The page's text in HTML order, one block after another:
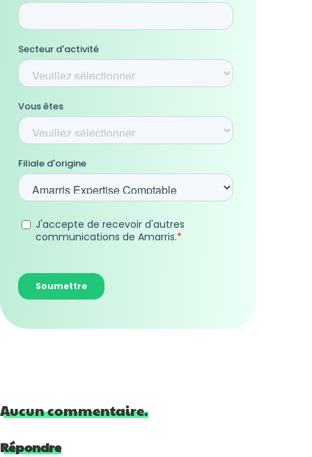
Aucun commentaire.
Répondre